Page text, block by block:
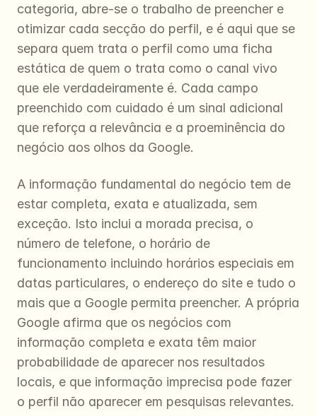
categoria, abre-se o trabalho de preencher e
otimizar cada secção do perfil, e é aqui que se
separa quem trata o perfil como uma ficha
estática de quem o trata como o canal vivo
que ele verdadeiramente é. Cada campo
preenchido com cuidado é um sinal adicional
que reforça a relevância e a proeminência do
negócio aos olhos da Google.
A informação fundamental do negócio tem de
estar completa, exata e atualizada, sem
exceção. Isto inclui a morada precisa, o
número de telefone, o horário de
funcionamento incluindo horários especiais em
datas particulares, o endereço do site e tudo o
mais que a Google permita preencher. A própria
Google afirma que os negócios com
informação completa e exata têm maior
probabilidade de aparecer nos resultados
locais, e que informação imprecisa pode fazer
o perfil não aparecer em pesquisas relevantes.